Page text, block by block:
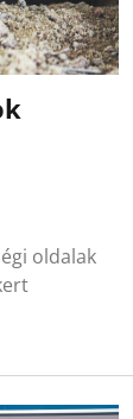
oldalak